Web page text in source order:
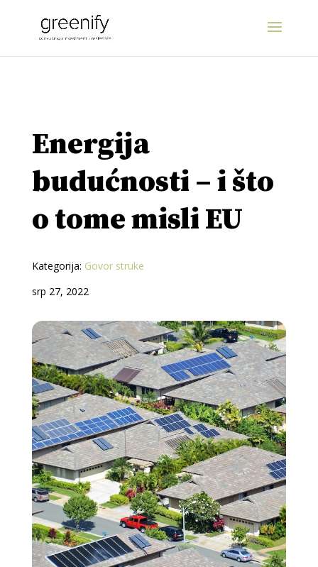
Energija
budućnosti – i što
o tome misli EU
Kategorija: Govor struke
srp 27, 2022